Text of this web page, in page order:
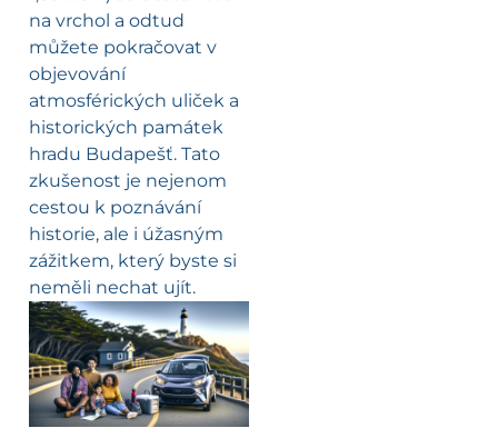
na vrchol a odtud
můžete pokračovat v
objevování
atmosférických uliček a
historických památek
hradu Budapešť. Tato
zkušenost je nejenom
cestou k poznávání
historie, ale i úžasným
zážitkem, který byste si
neměli nechat ujít.